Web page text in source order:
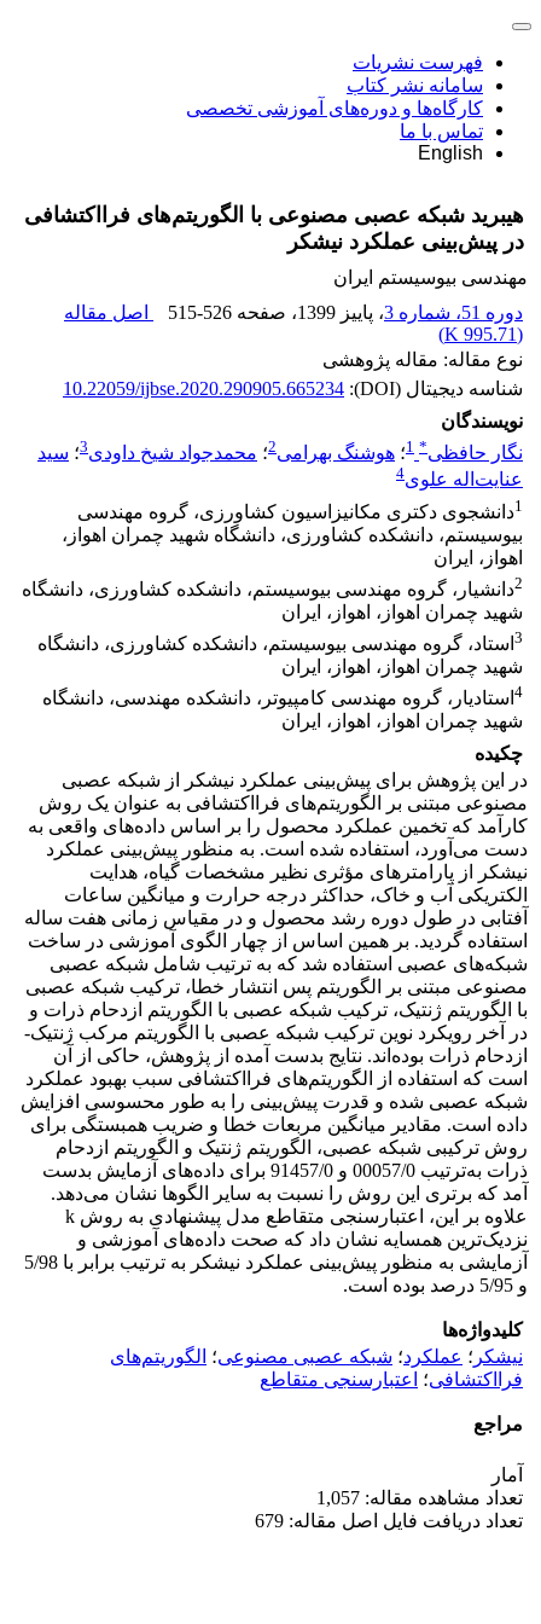
فهرست نشریات
سامانه نشر کتاب
کارگاه‌ها و دوره‌های آموزشی تخصصی
تماس با ما
English
هیبرید شبکه عصبی مصنوعی با الگوریتم‌های فرااکتشافی
در پیش‌بینی عملکرد نیشکر
مهندسی بیوسیستم ایران
دوره 51، شماره 3
، پاییز 1399 ، صفحه 515-526
اصل مقاله
(
995.71 K
)
نوع مقاله: مقاله پژوهشی
شناسه دیجیتال (DOI):
10.22059/ijbse.2020.290905.665234
نویسندگان
نگار حافظی*
1؛ هوشنگ بهرامی2؛ محمد‌جواد شیخ داودی3؛ سید
عنایت‌اله علوی4
1دانشجوی دکتری مکانیزاسیون کشاورزی، گروه مهندسی
بیوسیستم، دانشکده کشاورزی، دانشگاه شهید چمران اهواز،
اهواز، ایران
2دانشیار، گروه مهندسی بیوسیستم، دانشکده کشاورزی، دانشگاه
شهید چمران اهواز، اهواز، ایران
3 استاد، گروه مهندسی بیوسیستم، دانشکده کشاورزی، دانشگاه
شهید چمران اهواز، اهواز، ایران
4 استادیار، گروه مهندسی کامپیوتر، دانشکده مهندسی، دانشگاه
شهید چمران اهواز، اهواز، ایران
چکیده
در این پژوهش برای پیش‌بینی عملکرد نیشکر از شبکه عصبی
مصنوعی مبتنی بر الگوریتم‌های فرااکتشافی به عنوان یک روش
کارآمد که تخمین عملکرد محصول را بر اساس داده‌های واقعی به
دست می‌آورد، استفاده شده است. به منظور پیش‌بینی عملکرد
نیشکر از پارامترهای مؤثری نظیر مشخصات گیاه، هدایت
الکتریکی آب و خاک، حداکثر درجه حرارت و میانگین ساعات
آفتابی در طول دوره رشد محصول و در مقیاس زمانی هفت ساله
استفاده گردید. بر همین اساس از چهار الگوی آموزشی در ساخت
شبکه‌های عصبی استفاده شد که به ‌ترتیب شامل شبکه عصبی
مصنوعی مبتنی بر الگوریتم پس انتشار خطا، ترکیب شبکه عصبی
با الگوریتم ژنتیک، ترکیب شبکه عصبی با الگوریتم ازدحام ذرات و
در آخر رویکرد نوین ترکیب شبکه عصبی با الگوریتم مرکب ژنتیک-
ازدحام ذرات بوده‌اند. نتایج بدست آمده از پژوهش، حاکی از آن
است که استفاده از الگوریتم‌های فرااکتشافی سبب بهبود عملکرد
شبکه عصبی شده و قدرت پیش‌بینی را به طور محسوسی افزایش
داده است. مقادیر میانگین مربعات خطا و ضریب همبستگی برای
روش ترکیبی شبکه عصبی، الگوریتم ژنتیک و الگوریتم ازدحام
ذرات به‌ترتیب 00057/0 و 91457/0 برای داده‌های آزمایش بدست
آمد که برتری این روش را نسبت به سایر الگوها نشان می‌دهد.
علاوه بر این، اعتبارسنجی متقاطع مدل پیشنهادی به روش k
نزدیک‌ترین همسایه نشان داد که صحت داده‌های آموزشی و
آزمایشی به منظور پیش‌بینی عملکرد نیشکر به ترتیب برابر با 5/98
و 5/95 درصد بوده است.
کلیدواژه‌ها
نیشکر ؛ عملکرد؛ شبکه عصبی مصنوعی؛ الگوریتم‌های
فرااکتشافی؛ اعتبارسنجی متقاطع
مراجع
آمار
تعداد مشاهده مقاله: 1,057
تعداد دریافت فایل اصل مقاله: 679